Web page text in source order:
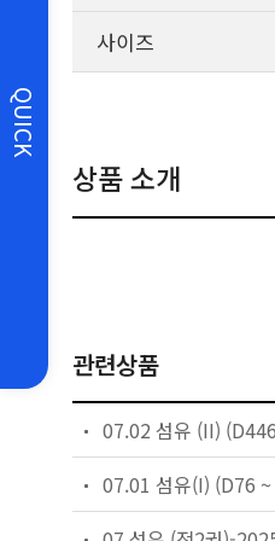
QUICK
사이즈
상품 소개
관련상품
07.02 섬유 (II)
07.01 섬유(I) (D76